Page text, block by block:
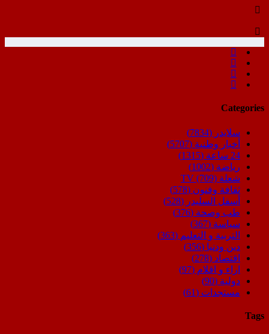
Categories
سلايدر (7834)
أخبار وطنية (5707)
24 ساعة
(1315)
رياضة (1002)
شعلة TV (709)
ثقافة وفنون (578)
أسفل السليدر (528)
طب وصحة (376)
سياسة (367)
التربية و التعليم (363)
دين ودنيا (356)
اقتصاد (278)
اراء و اقلام (97)
دولية (90)
مستجدات (61)
Tags